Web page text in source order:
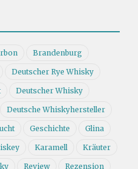
Brandenburg
Deutscher Rye Whisky
Deutscher Whisky
Deutsche Whiskyhersteller
Geschichte Glina
Karamell Kräuter
Review Rezension